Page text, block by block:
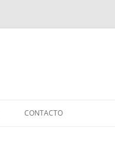
CONTACTO